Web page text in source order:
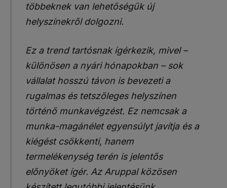
többeknek van lehetőségük új
helyszínekről dolgozni.
Ez a trend tartósnak ígérkezik, mivel –
különösen a nyári hónapokban – sok
vállalat hosszú távon is bevezeti a
rugalmas és tetszőleges helyszínen
történő munkavégzést. Ez nemcsak a
munka-magánélet egyensúlyt javítja és a
kiégést csökkenti, hanem
termelékenység terén is jelentős
előnyöket ígér. Az Aruppal közösen